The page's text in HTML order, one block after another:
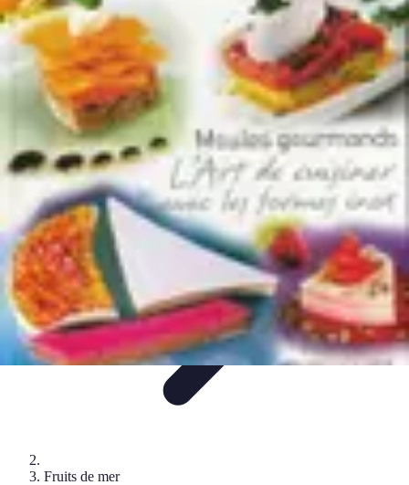
Guide Fruits de Mer
Préparation et TechniquesAstuces et conseils
Recettes et
TechniquesSanté et Nutrition Choix des Fruits de Mer
Guide Fruits de Mer
Fruits de mer